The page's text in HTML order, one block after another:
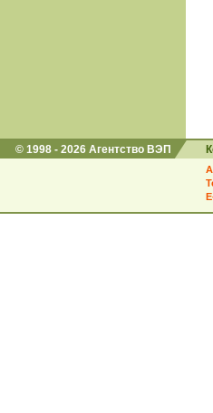
© 1998 - 2026 Агентство ВЭП